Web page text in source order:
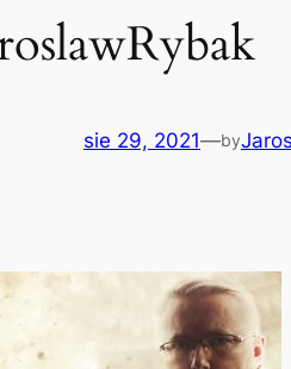
sie 29, 2021—by